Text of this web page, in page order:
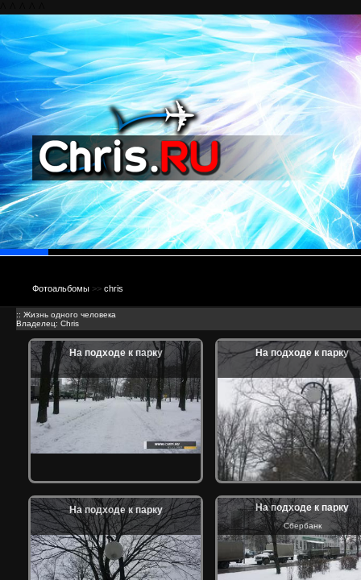
Фотоальбомы >> chris
:: Жизнь одного человека
Владелец: Chris
На подходе к парку На подходе к парку
На подходе к парку На подходе к парку
Сбербанк